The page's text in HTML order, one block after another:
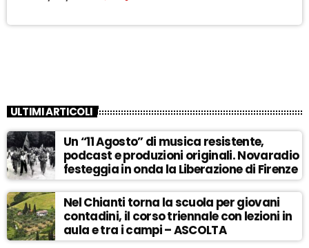
ULTIMI ARTICOLI
Un “11 Agosto” di musica resistente,
podcast e produzioni originali. Novaradio
festeggia in onda la Liberazione di Firenze
Nel Chianti torna la scuola per giovani
contadini, il corso triennale con lezioni in
aula e tra i campi – ASCOLTA